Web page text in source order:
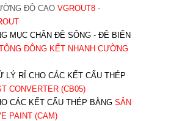
ĐỘ CAO VGROUT8-
MỤC CHÂN ĐÊ SÔNG - ĐÊ BIỂN
ĐÔNG KẾT NHANH CƯỜNG
LÝ RỈ CHO CÁC KẾT CẤU THÉP
CONVERTER (CB05)
CÁC KẾT CẤU THÉP BẰNG SẢN
PAINT (CAM)